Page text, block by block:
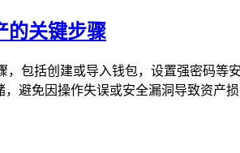
的关键步骤
包括创建或导入钱包，设置强密码
避免因操作失误或安全漏洞导致资产